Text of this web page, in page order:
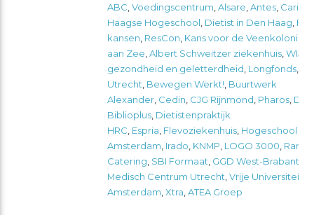
ABC ,Voedingscentrum ,Alsare ,Antes
Haagse Hogeschool Dietist in Den Haag
kansen ResCon Kans voor de Veenkoloniën
aan Zee ,Albert Schweitzer ziekenhuis ,
gezondheid en geletterdheid Longfonds
Utrecht Bewegen Werkt! Buurtwerk
Alexander Cedin CJG Rijnmond Pharos De
Biblioplus Dietistenpraktijk
HRC Espria Flevoziekenhuis Hogeschool
Amsterdam Irado KNMP LOGO 3000
Catering SBI Formaat GGD West-Brabant
Medisch Centrum Utrecht ,Vrije Universiteit
Amsterdam ,Xtra ,ATEA Groep